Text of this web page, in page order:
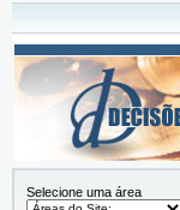
Selecione uma área